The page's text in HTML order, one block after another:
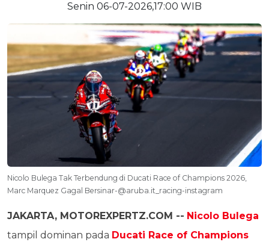
Senin 06-07-2026,17:00 WIB
Nicolo Bulega Tak Terbendung di Ducati Race of Champions 2026,
Marc Marquez Gagal Bersinar-@aruba.it_racing-instagram
JAKARTA, MOTOREXPERTZ.COM -- Nicolo Bulega
tampil dominan pada Ducati Race of Champions